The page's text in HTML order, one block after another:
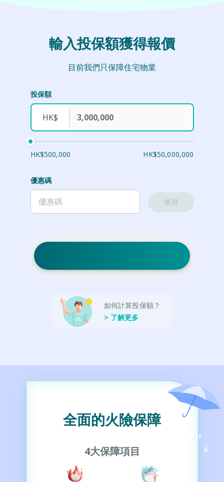
輸入投保額獲得報價
目前我們只保障住宅物業
投保額
HK$
HK$500,000 HK$50,000,000
優惠碼
使用
如何計算投保額？
> 了解更多
全面的火險保障
4大保障項目